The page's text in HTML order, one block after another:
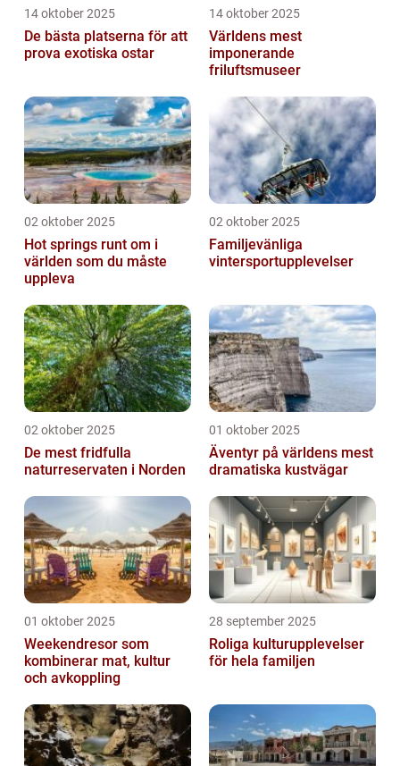
14 oktober 2025
De bästa platserna för att
prova exotiska ostar
14 oktober 2025
Världens mest
imponerande
friluftsmuseer
02 oktober 2025
Hot springs runt om i
världen som du måste
uppleva
02 oktober 2025
Familjevänliga
vintersportupplevelser
02 oktober 2025
De mest fridfulla
naturreservaten i Norden
01 oktober 2025
Äventyr på världens mest
dramatiska kustvägar
01 oktober 2025
Weekendresor som
kombinerar mat, kultur
och avkoppling
28 september 2025
Roliga kulturupplevelser
för hela familjen